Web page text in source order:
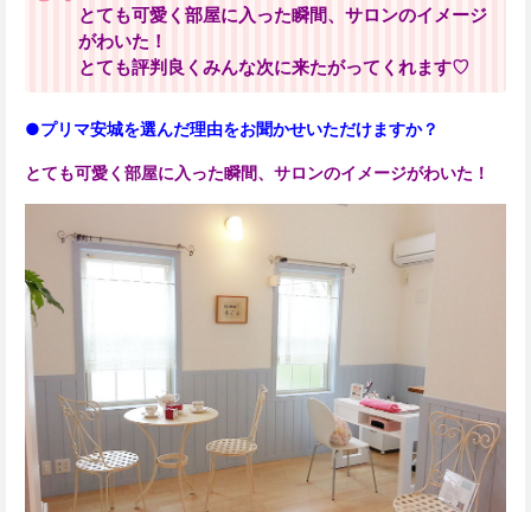
とても可愛く部屋に入った瞬間、サロンのイメージ
がわいた！
とても評判良くみんな次に来たがってくれます♡
●プリマ安城を選んだ理由をお聞かせいただけますか？
とても可愛く部屋に入った瞬間、サロンのイメージがわいた！